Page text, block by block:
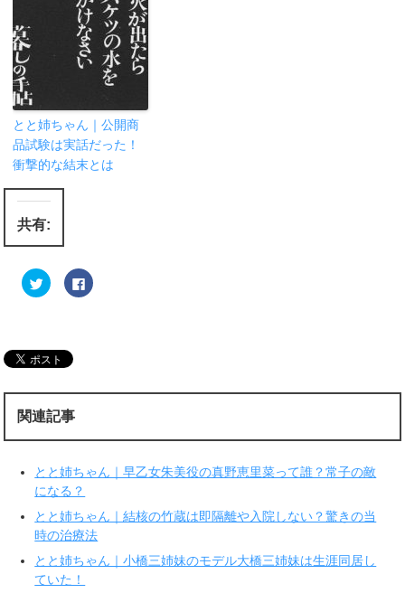
とと姉ちゃん｜公開商
品試験は実話だった！
衝撃的な結末とは
共有:
ク
リ
w
i
e
r
で
有
新
し
い
ウ
ン
ド
ウ
開
き
ま
F
a
す
ク
ク
だ
さ
い
新
関連記事
とと姉ちゃん｜早乙女朱美役の真野恵里菜って誰？常子の敵
になる？
とと姉ちゃん｜結核の竹蔵は即隔離や入院しない？驚きの当
時の治療法
とと姉ちゃん｜小橋三姉妹のモデル大橋三姉妹は生涯同居し
ていた！